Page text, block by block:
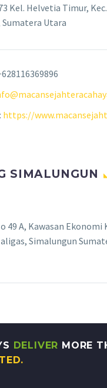
Kel. Helvetia Timur,
Sumatera Utara
https://
SIMALUNGUN
49 A, Kawasan Ekonomi
Simalungun
DELIVER MORE